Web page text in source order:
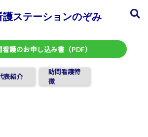
護ステーションのぞみ
看護のお申し込み書（PDF）
表紹介
訪問看護特
徴